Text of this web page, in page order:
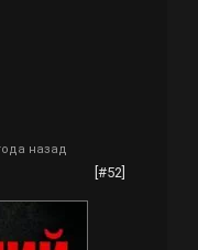
назад
[#52]